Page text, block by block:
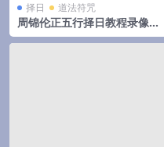
择日 道法符咒
周锦伦正五行择日教程录像视
频62集65个视频（全网最全）